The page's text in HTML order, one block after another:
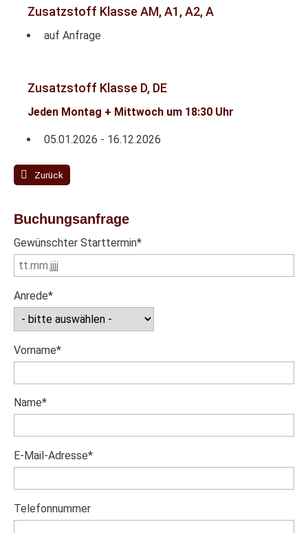
Zusatzstoff Klasse AM, A1, A2, A
auf Anfrage
Zusatzstoff Klasse D, DE
Jeden Montag + Mittwoch um 18:30 Uhr
05.01.2026 - 16.12.2026
Zurück
Buchungsanfrage
Pflichtfeld
Gewünschter Starttermin*
Pflichtfeld
Anrede*
Pflichtfeld
Vorname*
Pflichtfeld
Name*
Pflichtfeld
E-Mail-Adresse*
Telefonnummer